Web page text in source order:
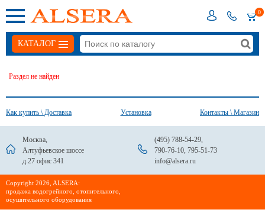
0
КАТАЛОГ
Раздел не найден
Как купить \ Доставка Установка Контакты \ Магазин
Москва,
Алтуфьевское шоссе
д.27 офис 341
(495) 788-54-29,
790-76-10, 795-51-73
info@alsera.ru
Сopyright 2026, ALSERA:
продажа водогрейного, отопительного,
осушительного оборудования